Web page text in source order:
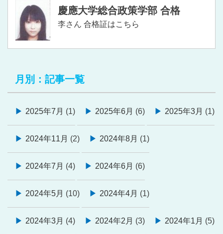
慶應大学総合政策学部 合格
李さん 合格証はこちら
月別：記事一覧
2025年7月 (1) 2025年6月 (6) 2025年3月 (1)
2024年11月 (2) 2024年8月 (1)
2024年7月 (4) 2024年6月 (6)
2024年5月 (10) 2024年4月 (1)
2024年3月 (4) 2024年2月 (3) 2024年1月 (5)